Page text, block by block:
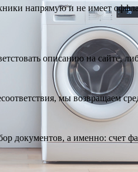
напрямую и не имеет
описанию на сайте,
мы возвращаем
документов, а именно: счет